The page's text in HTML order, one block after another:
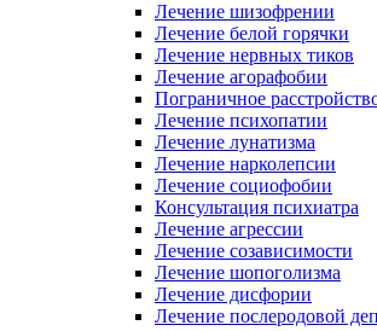
Лечение шизофрении
Лечение белой горячки
Лечение нервных тиков
Лечение агорафобии
Пограничное
Лечение психопатии
Лечение лунатизма
Лечение нарколепсии
Лечение социофобии
Консультация психиатра
Лечение агрессии
Лечение созависимости
Лечение шопоголизма
Лечение дисфории
Лечение послеродовой